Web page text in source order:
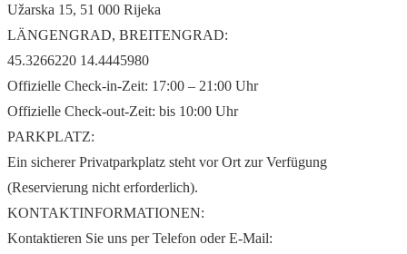
Užarska 15, 51 000 Rijeka
LÄNGENGRAD, BREITENGRAD:
45.3266220 14.4445980
Offizielle Check-in-Zeit: 17:00 – 21:00 Uhr
Offizielle Check-out-Zeit: bis 10:00 Uhr
PARKPLATZ:
Ein sicherer Privatparkplatz steht vor Ort zur Verfügung
(Reservierung nicht erforderlich).
KONTAKTINFORMATIONEN:
Kontaktieren Sie uns per Telefon oder E-Mail: